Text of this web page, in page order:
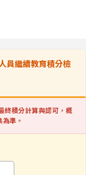
員繼續教育積分檢
終積分計算與認可，概
準。